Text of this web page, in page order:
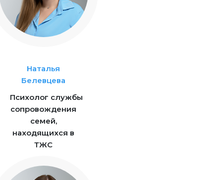
Наталья
Белевцева
Психолог службы
сопровождения
семей,
находящихся в
ТЖС